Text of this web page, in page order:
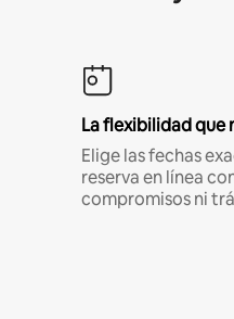
La flexibilidad que
Elige las fechas
reserva en línea
compromisos ni